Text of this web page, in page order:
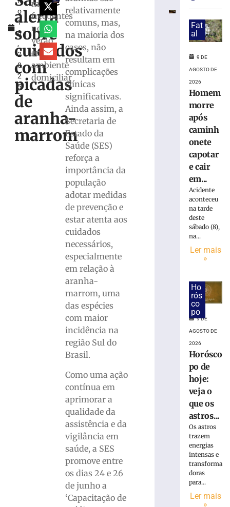
o
1
8
,
2
0
2
5
alerta
sobre
cuidados
com
picadas
de
aranha-
marrom
mais
frequentes
no
verão,
em
ambiente
domiciliar
relativamente
comuns, mas,
na maioria dos
casos, não
resultam em
complicações
clínicas
significativas.
Ainda assim, a
Secretaria de
Estado da
Saúde (SES)
reforça a
importância da
população
adotar medidas
de prevenção e
estar atenta aos
cuidados
necessários,
especialmente
em relação à
aranha-
marrom, uma
das espécies
com maior
incidência na
região Sul do
Brasil.
Como uma ação
contínua em
aprimorar a
qualidade da
assistência e da
vigilância em
saúde, a SES
promove entre
os dias 24 e 26
de junho a
‘Capacitação de
Paulo
confirma
casos
sarampo;
vacinaram
CERVEJA:
Médico
consumo
moderado
Hospital
atualiza
estado
saúde
trabalhador
ferido
durante
montagem
Fat
al
9 DE
AGOSTO DE
2026
Homem
morre
após
caminh
onete
capotar
e cair
em...
Acidente
aconteceu
na tarde
deste
sábado (8),
na...
Ler mais
»
Ho
rós
co
po
9 DE
AGOSTO DE
2026
Horósco
po de
hoje:
veja o
que os
astros...
Os astros
trazem
energias
intensas e
transforma
doras
para...
Ler mais
»